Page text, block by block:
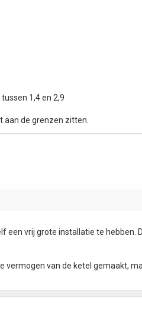
1,4 en 2,9
aan de grenzen zitten.
een vrij grote installatie te hebben.
vermogen van de ketel gemaakt,